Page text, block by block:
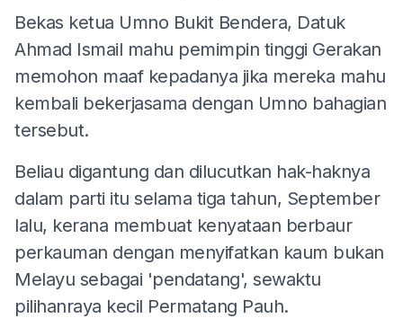
Bekas ketua Umno Bukit Bendera, Datuk
Ahmad Ismail mahu pemimpin tinggi Gerakan
memohon maaf kepadanya jika mereka mahu
kembali bekerjasama dengan Umno bahagian
tersebut.
Beliau digantung dan dilucutkan hak-haknya
dalam parti itu selama tiga tahun, September
lalu, kerana membuat kenyataan berbaur
perkauman dengan menyifatkan kaum bukan
Melayu sebagai 'pendatang', sewaktu
pilihanraya kecil Permatang Pauh.